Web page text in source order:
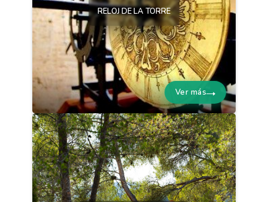
RELOJ DE LA TORRE
Ver más